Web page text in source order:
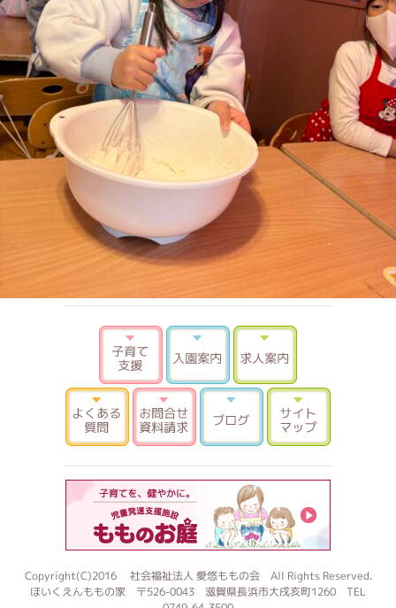
子育て支援入園案内
よくある質問お問合せ 資料請求
ブログ
Copyright(C)2016 社会福祉法人 愛悠ももの会 All Rights Reserved.
ほいくえんももの家 〒526-0043 滋賀県長浜市大戌亥町1260 TEL